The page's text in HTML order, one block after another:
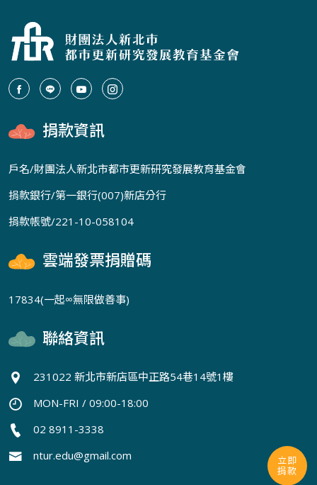
立即
捐款
捐款資訊
戶名/財團法人新北市都市更新研究發展教育基金會
捐款銀行/第一銀行(007)新店分行
捐款帳號/221-10-058104
雲端發票捐贈碼
17834(一起∞無限做善事)
聯絡資訊
231022 新北市新店區中正路54巷14號1樓
MON-FRI / 09:00-18:00
02 8911-3338
ntur.edu@gmail.com